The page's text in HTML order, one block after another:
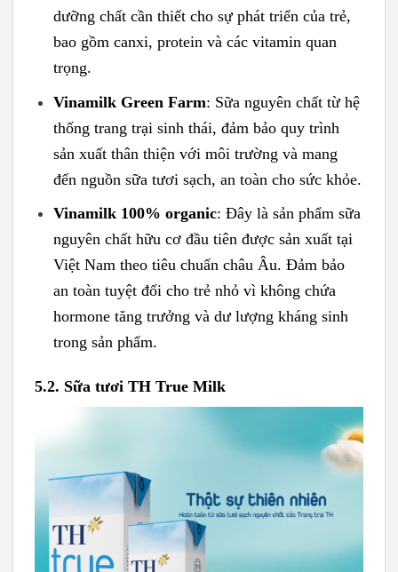
dưỡng chất cần thiết cho sự phát triển của trẻ,
bao gồm canxi, protein và các vitamin quan
trọng.
Vinamilk Green Farm: Sữa nguyên chất từ hệ
thống trang trại sinh thái, đảm bảo quy trình
sản xuất thân thiện với môi trường và mang
đến nguồn sữa tươi sạch, an toàn cho sức khỏe.
Vinamilk 100% organic: Đây là sản phẩm sữa
nguyên chất hữu cơ đầu tiên được sản xuất tại
Việt Nam theo tiêu chuẩn châu Âu. Đảm bảo
an toàn tuyệt đối cho trẻ nhỏ vì không chứa
hormone tăng trưởng và dư lượng kháng sinh
trong sản phẩm.
5.2. Sữa tươi TH True Milk